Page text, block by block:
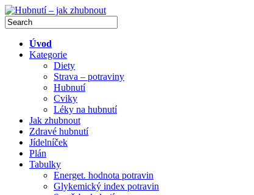
Úvod
Kategorie
Diety
Strava – potraviny
Hubnutí
Cviky
Léky na hubnutí
Jak zhubnout
Zdravé hubnutí
Jídelníček
Plán
Tabulky
Energet. hodnota potravin
Glykemický index potravin